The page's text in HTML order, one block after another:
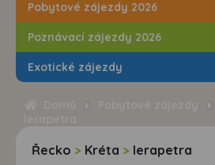
Pobytové zájezdy 2026
Poznávací zájezdy 2026
Exotické zájezdy
Řecko > Kréta > lerapetra